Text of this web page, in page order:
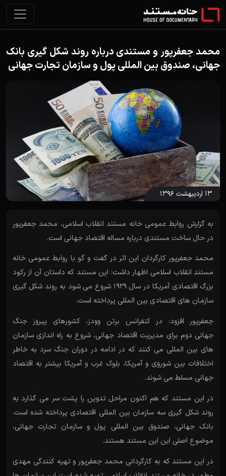
محمد جعفرپور و مستندی درباره روند شکل گیری بانک
جهانی، صندوق بین المللی پول و سازمان تجارت جهانی
۱۳ اردیبهشت ۱۳۹۶
به گزارش روابط عمومی خانه مستند انقلاب اسلامی، محمد جعفرپور
در حال ساخت مستندی درباره مساله اقتصاد جهانی است.
محمد جعفرپور کارگردان این اثر در گفت و گو با روابط عمومی خانه
مستند انقلاب اسلامی اظهار داشت: این مستند که داستان آن از رکود
بزرگ اقتصادی آمریکا در سال 1929 شروع می شود به روند شکل گیری
سازمان های اقتصادی بین المللی پرداخته است.
جعفرپور افزود: در کنفرانس برتن وودز، کشورهای پیروز جنگ
جهانی دوم برای مدیریت اقتصاد جهانی، شروع به راه اندازی سازمان
های بین المللی می کنند که در ادامه در دوران جنگ سرد به خاطر
اختلافات بین شوروی و آمریکا، بلوک غرب و آمریکا بیشتر به اقتصاد
جهانی مسلط می شوند.
در این مستند که هم اکنون مراحل تدوین را پشت سر می گذارد به
روند شکل گیری سه سازمان بین المللی اقتصادی پرداخته شده است.
بانک جهانی، صندوق بین المللی پول و سازمان تجارت جهانی،
موضوع اصلی این این مستند هستند.
در این مستند که به کارگردانی محمد جعفرپور و تهیه کنندگی مهدی